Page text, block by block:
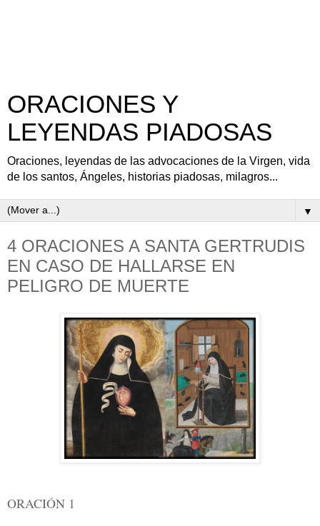
ORACIONES Y
LEYENDAS PIADOSAS
Oraciones, leyendas de las advocaciones de la Virgen, vida
de los santos, Ángeles, historias piadosas, milagros...
▼
4 ORACIONES A SANTA GERTRUDIS
EN CASO DE HALLARSE EN
PELIGRO DE MUERTE
ORACIÓN 1